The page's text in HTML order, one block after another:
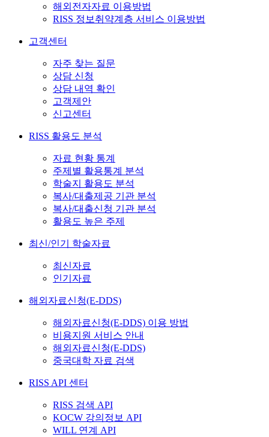
해외전자자료 이용방법
RISS 정보취약계층 서비스 이용방법
고객센터
자주 찾는 질문
상담 신청
상담 내역 확인
고객제안
신고센터
RISS 활용도 분석
자료 현황 통계
주제별 활용통계 분석
학술지 활용도 분석
복사/대출제공 기관 분석
복사/대출신청 기관 분석
활용도 높은 주제
최신/인기 학술자료
최신자료
인기자료
해외자료신청(E-DDS)
해외자료신청(E-DDS) 이용 방법
비용지원 서비스 안내
해외자료신청(E-DDS)
중국대학 자료 검색
RISS API 센터
RISS 검색 API
KOCW 강의정보 API
WILL 연계 API